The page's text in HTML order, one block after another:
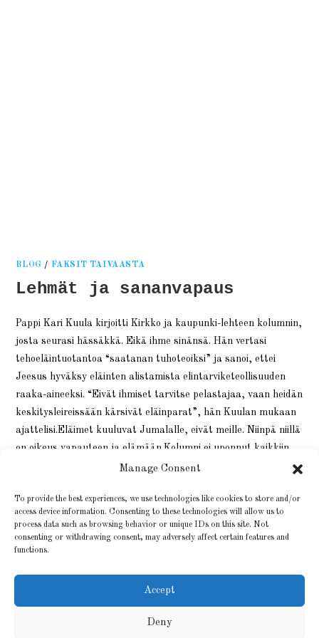
Manage Consent
To provide the best experiences, we use technologies like cookies to store and/or
access device information. Consenting to these technologies will allow us to
process data such as browsing behavior or unique IDs on this site. Not
consenting or withdrawing consent, may adversely affect certain features and
functions.
Accept
Deny
BLOG / FAKSIT TAIVAASTA
Lehmät ja sananvapaus
Pappi Kari Kuula kirjoitti Kirkko ja kaupunki-lehteen kolumnin,
josta seurasi hässäkkä. Eikä ihme sinänsä. Hän vertasi
tehoeläintuotantoa “saatanan tuhoteoiksi” ja sanoi, ettei
Jeesus hyväksy eläinten alistamista elintarviketeollisuuden
raaka-aineeksi. “Eivät ihmiset tarvitse pelastajaa, vaan heidän
keskitysleireissään kärsivät eläinparat”, hän Kuulan mukaan
ajattelisi.Eläimet kuuluvat Jumalalle, eivät meille. Niinpä niillä
on oikeus vapauteen ja elämään.Kolumni ei uponnut kaikkiin…